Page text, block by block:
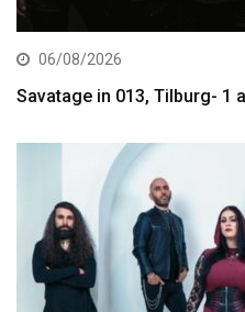
06/08/2026
Savatage in 013, Tilburg- 1